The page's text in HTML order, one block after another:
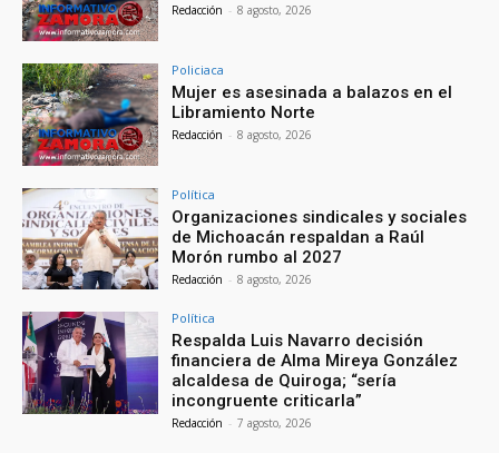
Redacción - 8 agosto, 2026
Policiaca
Mujer es asesinada a balazos en el
Libramiento Norte
Redacción - 8 agosto, 2026
Política
Organizaciones sindicales y sociales
de Michoacán respaldan a Raúl
Morón rumbo al 2027
Redacción - 8 agosto, 2026
Política
Respalda Luis Navarro decisión
financiera de Alma Mireya González
alcaldesa de Quiroga; “sería
incongruente criticarla”
Redacción - 7 agosto, 2026